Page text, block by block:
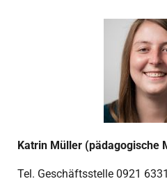
Katrin Müller (pädagogische
Tel. Geschäftsstelle 0921